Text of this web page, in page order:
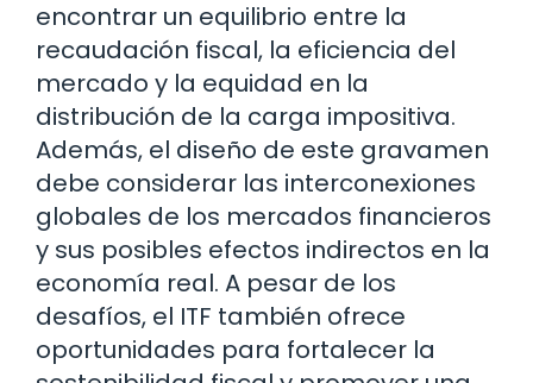
encontrar un equilibrio entre la
recaudación fiscal, la eficiencia del
mercado y la equidad en la
distribución de la carga impositiva.
Además, el diseño de este gravamen
debe considerar las interconexiones
globales de los mercados financieros
y sus posibles efectos indirectos en la
economía real. A pesar de los
desafíos, el ITF también ofrece
oportunidades para fortalecer la